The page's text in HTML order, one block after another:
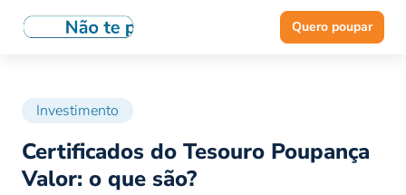
Quero poupar
Investimento
Certificados do Tesouro Poupança
Valor: o que são?